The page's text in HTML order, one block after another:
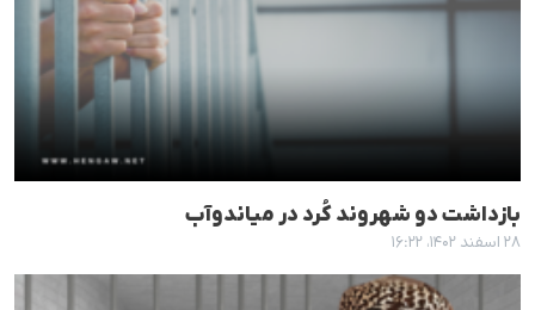
بازداشت دو شهروند کُرد در میاندوآب
۲۸ اسفند ۱۴۰۲، ۱۶:۲۲